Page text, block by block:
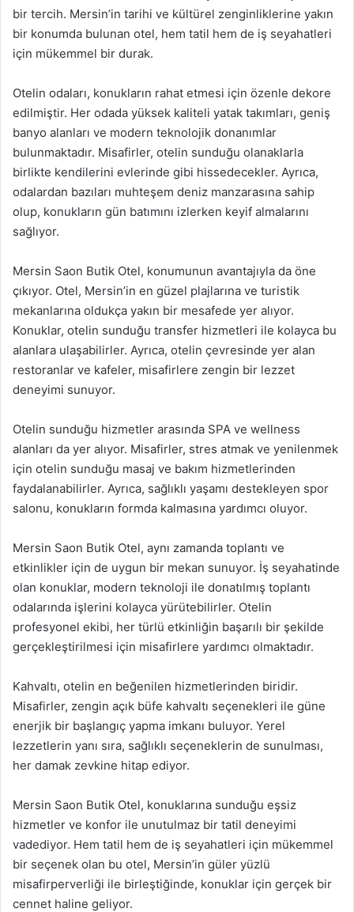
bir tercih. Mersin’in tarihi ve kültürel zenginliklerine yakın
bir konumda bulunan otel, hem tatil hem de iş seyahatleri
için mükemmel bir durak.
Otelin odaları, konukların rahat etmesi için özenle dekore
edilmiştir. Her odada yüksek kaliteli yatak takımları, geniş
banyo alanları ve modern teknolojik donanımlar
bulunmaktadır. Misafirler, otelin sunduğu olanaklarla
birlikte kendilerini evlerinde gibi hissedecekler. Ayrıca,
odalardan bazıları muhteşem deniz manzarasına sahip
olup, konukların gün batımını izlerken keyif almalarını
sağlıyor.
Mersin Saon Butik Otel, konumunun avantajıyla da öne
çıkıyor. Otel, Mersin’in en güzel plajlarına ve turistik
mekanlarına oldukça yakın bir mesafede yer alıyor.
Konuklar, otelin sunduğu transfer hizmetleri ile kolayca bu
alanlara ulaşabilirler. Ayrıca, otelin çevresinde yer alan
restoranlar ve kafeler, misafirlere zengin bir lezzet
deneyimi sunuyor.
Otelin sunduğu hizmetler arasında SPA ve wellness
alanları da yer alıyor. Misafirler, stres atmak ve yenilenmek
için otelin sunduğu masaj ve bakım hizmetlerinden
faydalanabilirler. Ayrıca, sağlıklı yaşamı destekleyen spor
salonu, konukların formda kalmasına yardımcı oluyor.
Mersin Saon Butik Otel, aynı zamanda toplantı ve
etkinlikler için de uygun bir mekan sunuyor. İş seyahatinde
olan konuklar, modern teknoloji ile donatılmış toplantı
odalarında işlerini kolayca yürütebilirler. Otelin
profesyonel ekibi, her türlü etkinliğin başarılı bir şekilde
gerçekleştirilmesi için misafirlere yardımcı olmaktadır.
Kahvaltı, otelin en beğenilen hizmetlerinden biridir.
Misafirler, zengin açık büfe kahvaltı seçenekleri ile güne
enerjik bir başlangıç yapma imkanı buluyor. Yerel
lezzetlerin yanı sıra, sağlıklı seçeneklerin de sunulması,
her damak zevkine hitap ediyor.
Mersin Saon Butik Otel, konuklarına sunduğu eşsiz
hizmetler ve konfor ile unutulmaz bir tatil deneyimi
vadediyor. Hem tatil hem de iş seyahatleri için mükemmel
bir seçenek olan bu otel, Mersin’in güler yüzlü
misafirperverliği ile birleştiğinde, konuklar için gerçek bir
cennet haline geliyor.